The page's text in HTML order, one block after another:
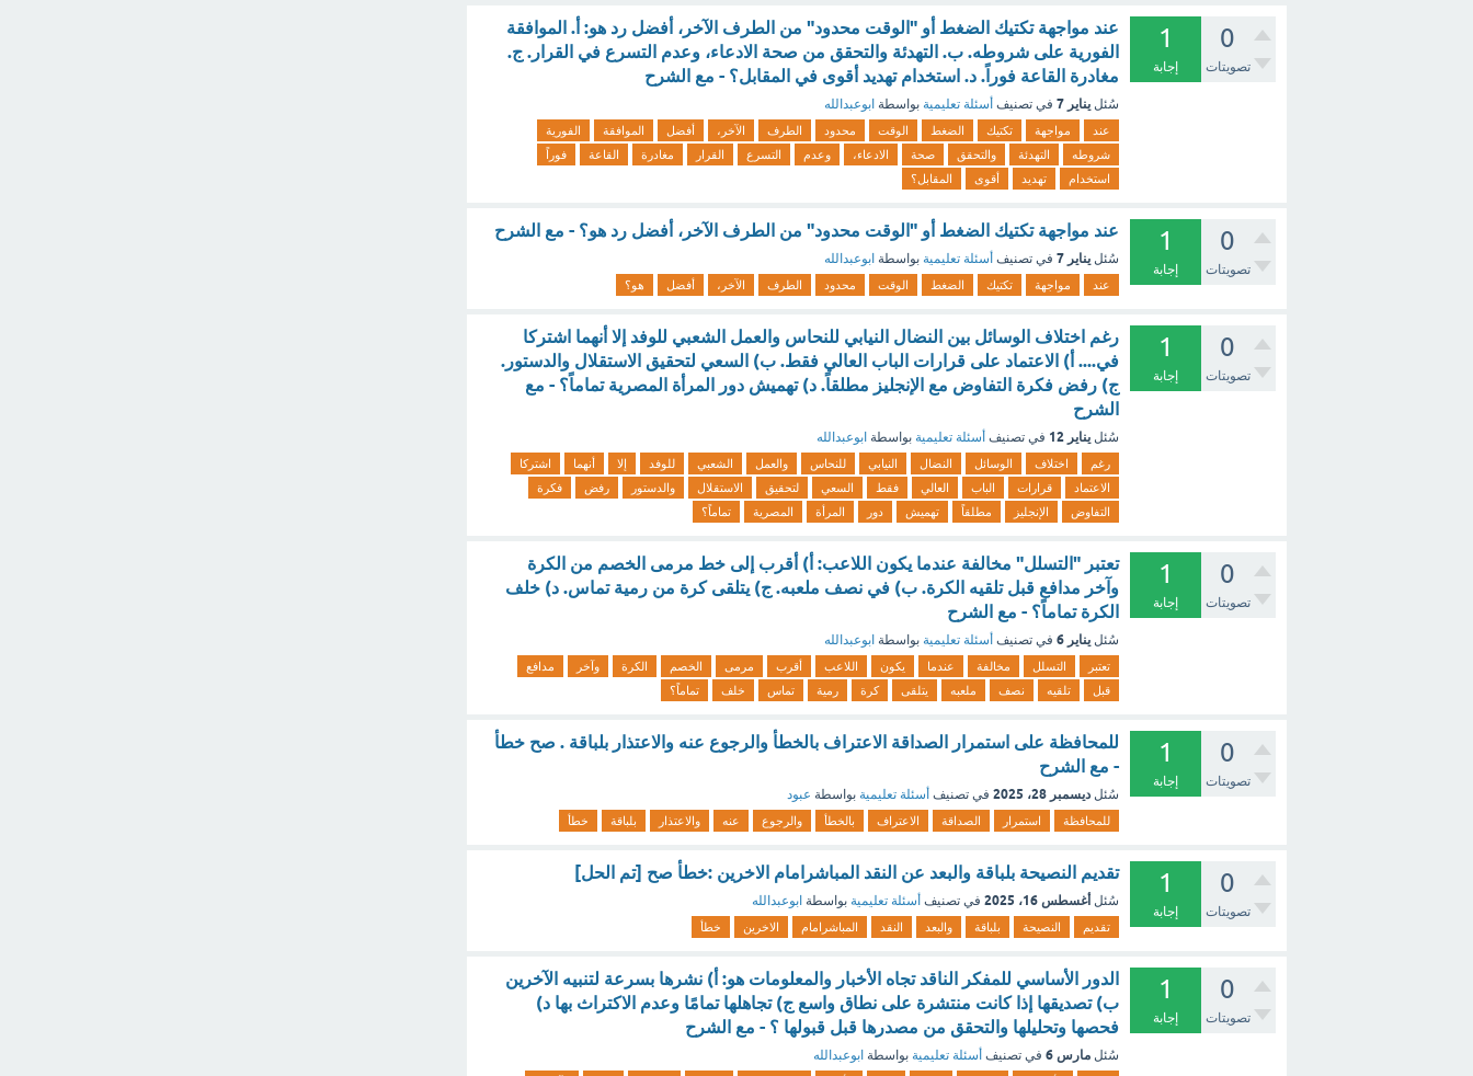
0
تصويتات
1
إجابة
عند مواجهة تكتيك الضغط أو "الوقت محدود" من الطرف الآخر، أفضل رد هو: أ. الموافقة
الفورية على شروطه. ب. التهدئة والتحقق من صحة الادعاء، وعدم التسرع في القرار. ج.
مغادرة القاعة فوراً. د. استخدام تهديد أقوى في المقابل؟ - مع الشرح
سُئل يناير 7 في تصنيف أسئلة تعليمية بواسطة ابوعبدالله
عند مواجهة تكتيك الضغط الوقت محدود الطرف الآخر، أفضل الموافقة
الفورية
شروطه
التهدئة والتحقق صحة الادعاء، وعدم التسرع القرار مغادرة القاعة
فوراً
استخدام
تهديد أقوى المقابل؟
0
تصويتات
1
إجابة
عند مواجهة تكتيك الضغط أو "الوقت محدود" من الطرف الآخر، أفضل رد هو؟ - مع الشرح
سُئل يناير 7 في تصنيف أسئلة تعليمية بواسطة ابوعبدالله
عند مواجهة تكتيك الضغط الوقت محدود الطرف الآخر، أفضل هو؟
0
تصويتات
1
إجابة
رغم اختلاف الوسائل بين النضال النيابي للنحاس والعمل الشعبي للوفد إلا أنهما اشتركا
في.... أ) الاعتماد على قرارات الباب العالي فقط. ب) السعي لتحقيق الاستقلال والدستور.
ج) رفض فكرة التفاوض مع الإنجليز مطلقاً. د) تهميش دور المرأة المصرية تماماً؟ - مع
الشرح
سُئل يناير 12 في تصنيف أسئلة تعليمية بواسطة ابوعبدالله
رغم اختلاف الوسائل النضال النيابي للنحاس والعمل الشعبي للوفد إلا أنهما
اشتركا
الاعتماد
قرارات الباب العالي فقط السعي لتحقيق الاستقلال والدستور رفض
فكرة
التفاوض
الإنجليز مطلقاً تهميش دور المرأة المصرية تماماً؟
0
تصويتات
1
إجابة
تعتبر "التسلل" مخالفة عندما يكون اللاعب: أ) أقرب إلى خط مرمى الخصم من الكرة
وآخر مدافع قبل تلقيه الكرة. ب) في نصف ملعبه. ج) يتلقى كرة من رمية تماس. د) خلف
الكرة تماماً؟ - مع الشرح
سُئل يناير 6 في تصنيف أسئلة تعليمية بواسطة ابوعبدالله
تعتبر التسلل مخالفة عندما يكون اللاعب أقرب مرمى الخصم الكرة وآخر
مدافع
قبل
تلقيه نصف ملعبه يتلقى كرة رمية تماس خلف تماماً؟
0
تصويتات
1
إجابة
للمحافظة على استمرار الصداقة الاعتراف بالخطأ والرجوع عنه والاعتذار بلباقة . صح خطأ
- مع الشرح
سُئل ديسمبر 28، 2025 في تصنيف أسئلة تعليمية بواسطة عبود
للمحافظة استمرار الصداقة الاعتراف بالخطأ والرجوع عنه والاعتذار بلباقة خطأ
0
تصويتات
1
إجابة
تقديم النصيحة بلباقة والبعد عن النقد المباشرامام الاخرين :خطأ صح [تم الحل]
سُئل أغسطس 16، 2025 في تصنيف أسئلة تعليمية بواسطة ابوعبدالله
تقديم النصيحة بلباقة والبعد النقد المباشرامام الاخرين خطأ
0
تصويتات
1
إجابة
الدور الأساسي للمفكر الناقد تجاه الأخبار والمعلومات هو: أ) نشرها بسرعة لتنبيه الآخرين
ب) تصديقها إذا كانت منتشرة على نطاق واسع ج) تجاهلها تمامًا وعدم الاكتراث بها د)
فحصها وتحليلها والتحقق من مصدرها قبل قبولها ؟ - مع الشرح
سُئل مارس 6 في تصنيف أسئلة تعليمية بواسطة ابوعبدالله